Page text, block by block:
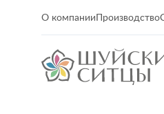
О компанииПроизводство